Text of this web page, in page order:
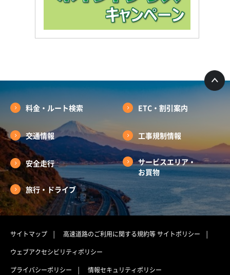
料金・ルート検索 ETC・割引案内
交通情報 工事規制情報
安全走行
サービスエリア・
お買物
旅行・ドライブ
サイトマップ 高速道路のご利用に関する規約等サイトポリシー
ウェブアクセシビリティポリシー
プライバシーポリシー
情報セキュリティポリシー